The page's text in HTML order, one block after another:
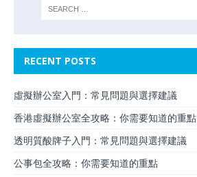
RECENT POSTS
虛擬辦公室入門：常見問題與選擇建議
香港虛擬辦公室全攻略：你需要知道的重點
透明質酸牌子入門：常見問題與選擇建議
公事包全攻略：你需要知道的重點